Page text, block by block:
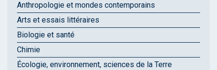
Anthropologie et mondes contemporains
Arts et essais littéraires
Biologie et santé
Chimie
Écologie, environnement, sciences de la Terre